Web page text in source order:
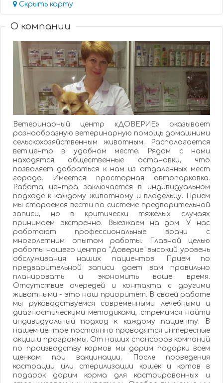
Скрыть карту
О компании
Ветеринарный центр «ДОВЕРИЕ» оказывает
разнообразную ветеринарную помощь домашними
сельскохозяйственным животным. Располагается
вет.центр в удобном месте. Рядом с нами
находятся общественные остановки, что
позволяет добраться к нам из отдаленных мест
города. Имеется просторная автопарковка.
Работа центра заключается в индивидуальном
подходе к каждому животному и владельцу. Прием
мы стараемся вести по системе предварительной
записи, но в критически тяжелых случаях
принимаем экстренно. Выезжаем на дом. У нас
работают профессиональные врачи с
многолетним опытом работы. Главной целью
работы нашего центра “Доверие“ высокий уровень
обслуживания наших пациентов. Прием по
предварительной записи дает вам правильно
планировать и экономить ваше время.
Отсутствие очередей и контакта с другими
животными - это наш приоритет. В своей работе
мы руководствуемся современными лечебными и
диагностическими методиками, стремимся найти
индивидуальный подход к каждому пациенту. В
нашем центре постоянно проводятся интересные
акции и программы. От наших спонсоров компаний
по производству кормов мы дарим подарки всем
щенкам при вакцинации. После проведения
кастрации или стерилизации кошек и котов в
подарок дарим корма для кастрированных и